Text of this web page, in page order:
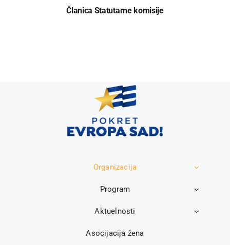
Članica Statutarne komisije
Organizacija
Program
Aktuelnosti
Asocijacija žena